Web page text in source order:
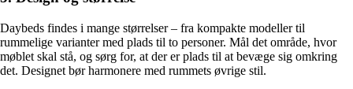
Daybeds findes i mange størrelser – fra kompakte modeller til
rummelige varianter med plads til to personer. Mål det område, hvor
møblet skal stå, og sørg for, at der er plads til at bevæge sig omkring
det. Designet bør harmonere med rummets øvrige stil.